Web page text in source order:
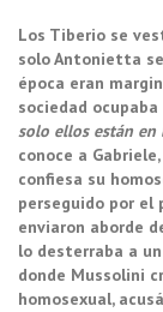
Los Tiberio se
solo Antonietta
época eran
sociedad
solo ellos están en
conoce a
confiesa su
perseguido por
enviaron aborde
lo desterraba a
donde Mussolini
homosexual,